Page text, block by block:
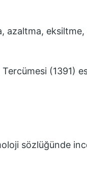
Tercümesi (1391)
sözlüğünde